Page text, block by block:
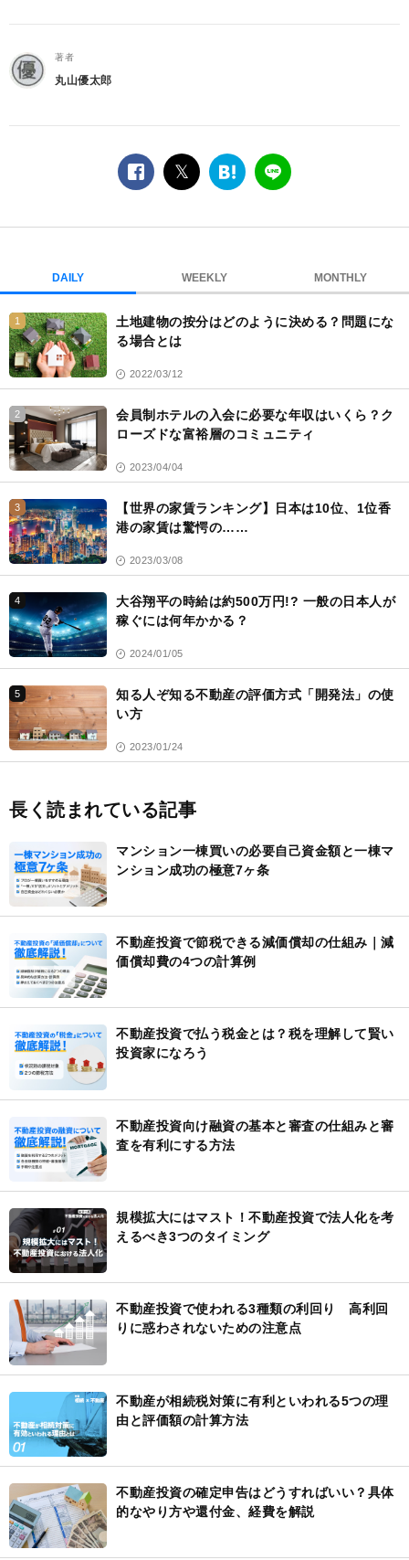
著者
丸山優太郎
facebook
twitterは
ブ
ク
マ
ク
LINE
DAILY WEEKLY MONTHLY
1
土地建物の按分はどのように決める？問題にな
る場合とは
2022/03/12
2
会員制ホテルの入会に必要な年収はいくら？ク
ローズドな富裕層のコミュニティ
2023/04/04
3
【世界の家賃ランキング】日本は10位、1位香
港の家賃は驚愕の……
2023/03/08
4
大谷翔平の時給は約500万円!? 一般の日本人が
稼ぐには何年かかる？
2024/01/05
5
知る人ぞ知る不動産の評価方式「開発法」の使
い方
2023/01/24
長く読まれている記事
マンション一棟買いの必要自己資金額と一棟マ
ンション成功の極意7ヶ条
不動産投資で節税できる減価償却の仕組み｜減
価償却費の4つの計算例
不動産投資で払う税金とは？税を理解して賢い
投資家になろう
不動産投資向け融資の基本と審査の仕組みと審
査を有利にする方法
規模拡大にはマスト！不動産投資で法人化を考
えるべき3つのタイミング
不動産投資で使われる3種類の利回り 高利回
りに惑わされないための注意点
不動産が相続税対策に有利といわれる5つの理
由と評価額の計算方法
不動産投資の確定申告はどうすればいい？具体
的なやり方や還付金、経費を解説